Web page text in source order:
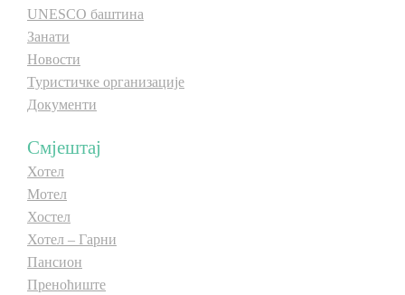
UNESCO баштина
Занати
Новости
Туристичке организације
Документи
Смјештај
Хотел
Мотел
Хостел
Хотел – Гарни
Пансион
Преноћиште